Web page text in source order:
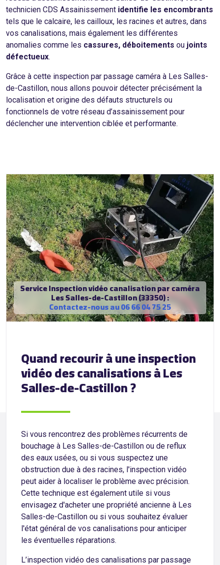
technicien CDS Assainissement identifie les encombrants
tels que le calcaire, les cailloux, les racines et autres, dans
vos canalisations, mais également les différentes
anomalies comme les cassures, déboitements ou joints
défectueux.
Grâce à cette inspection par passage caméra à Les Salles-
de-Castillon, nous allons pouvoir détecter précisément la
localisation et origine des défauts structurels ou
fonctionnels de votre réseau d’assainissement pour
déclencher une intervention ciblée et performante.
Service Inspection vidéo canalisation par caméra
Les Salles-de-Castillon (33350) :
Contactez-nous au 06 66 04 75 25
Quand recourir à une inspection
vidéo des canalisations à Les
Salles-de-Castillon ?
Si vous rencontrez des problèmes récurrents de
bouchage à Les Salles-de-Castillon ou de reflux
des eaux usées, ou si vous suspectez une
obstruction due à des racines, l'inspection vidéo
peut aider à localiser le problème avec précision.
Cette technique est également utile si vous
envisagez d'acheter une propriété ancienne à Les
Salles-de-Castillon ou si vous souhaitez évaluer
l'état général de vos canalisations pour anticiper
les éventuelles réparations.
L’inspection vidéo des canalisations par passage